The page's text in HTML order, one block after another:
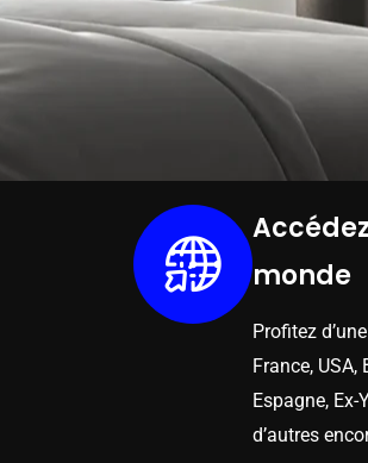
monde
Profitez
France,
Espagne,
d’autres